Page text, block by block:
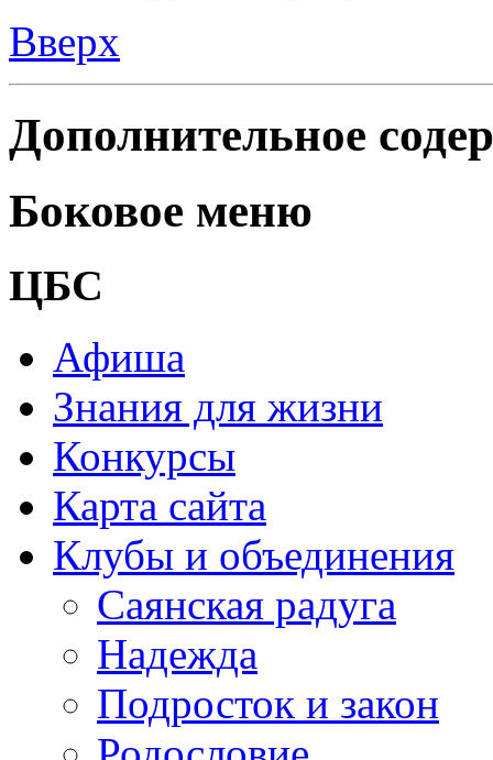
Вверх
Дополнительное
Боковое меню
ЦБС
Афиша
Знания для жизни
Конкурсы
Карта сайта
Клубы и объединения
Саянская радуга
Надежда
Подросток и закон